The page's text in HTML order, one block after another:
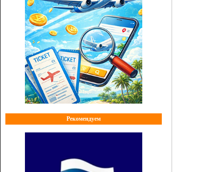
Рекомендуем